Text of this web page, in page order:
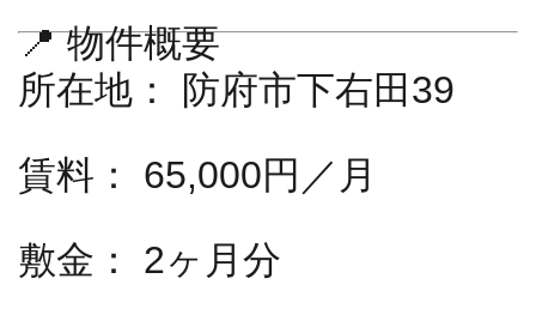
📍 物件概要
所在地：
防府市下右田39
賃料：
65,000円／月
敷金：
2ヶ月分